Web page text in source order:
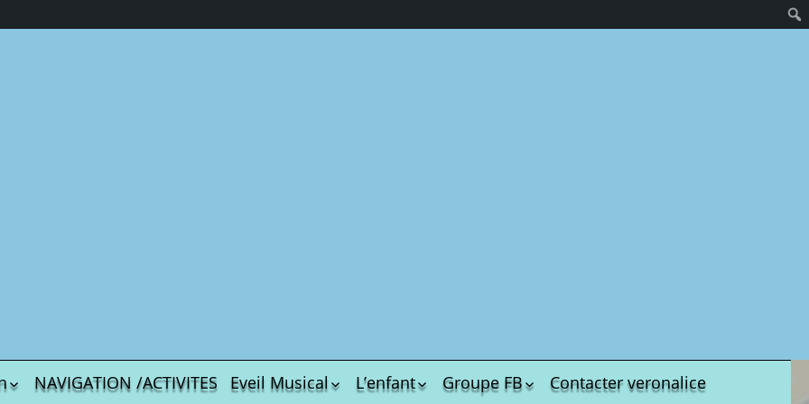
NAVIGATION /ACTIVITES
Eveil Musical
L’enfant
Groupe FB
Contacter veronalice